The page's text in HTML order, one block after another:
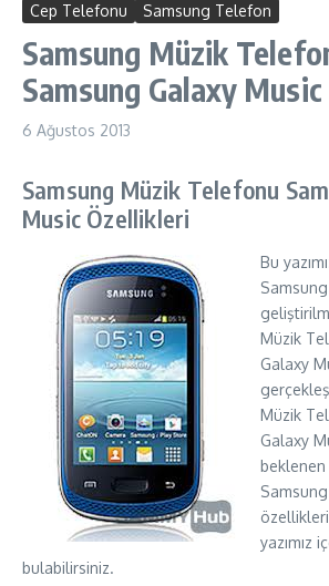
Cep Telefonu Samsung Telefon
Samsung Müzik
Samsung Galaxy
6 Ağustos 2013
Samsung Müzik Telefonu
Music Özellikleri
Bu
Müzik
Galaxy
Müzik
Galaxy
yazımız
bulabilirsiniz.